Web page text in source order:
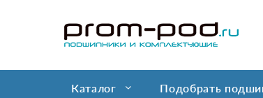
Каталог Подобрать